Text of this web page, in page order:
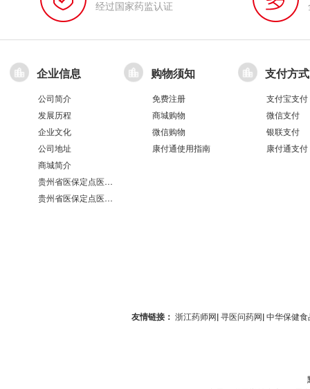
经过国家药监认证
企业信息
公司简介
发展历程
企业文化
公司地址
商城简介
贵州省医保定点医疗机构医保服务情况表（第551分店）
贵州省医保定点医疗机构医保服务情况表（第100分店）
购物须知
免费注册
商城购物
微信购物
康付通使用指南
支付方式
支付宝支付
微信支付
银联支付
康付通支付
友情链接： 浙江药师网| 寻医问药网| 中华保健食